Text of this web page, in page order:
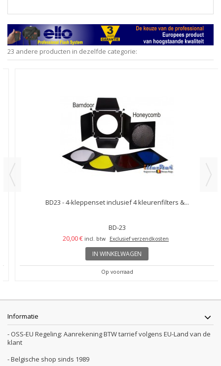
23 andere producten in dezelfde categorie:
BD23 - 4-kleppenset inclusief 4 kleurenfilters &...
BD-23
20,00 € incl. btw Exclusief verzendkosten
IN WINKELWAGEN
Op voorraad
Informatie
- OSS-EU Regeling: Aanrekening BTW tarrief volgens EU-Land van de
klant
- Belgische shop sinds 1989